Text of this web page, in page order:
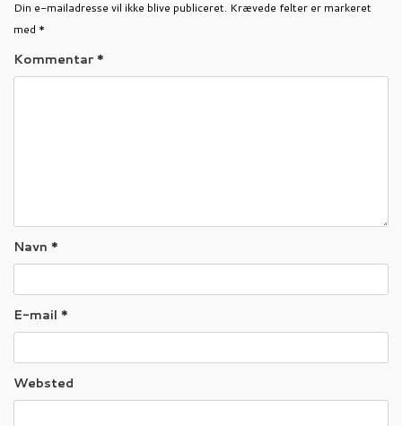
Din e-mailadresse vil ikke blive publiceret. Krævede felter er markeret
med *
Kommentar *
Navn *
E-mail *
Websted